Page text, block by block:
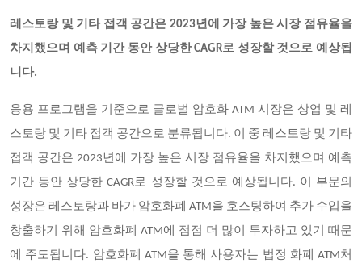
레스토랑 및 기타 접객 공간은 2023년에 가장 높은 시장 점유율을
차지했으며 예측 기간 동안 상당한 CAGR로 성장할 것으로 예상됩
니다.
응용 프로그램을 기준으로 글로벌 암호화 ATM 시장은 상업 및 레
스토랑 및 기타 접객 공간으로 분류됩니다. 이 중 레스토랑 및 기타
접객 공간은 2023년에 가장 높은 시장 점유율을 차지했으며 예측
기간 동안 상당한 CAGR로 성장할 것으로 예상됩니다. 이 부문의
성장은 레스토랑과 바가 암호화폐 ATM을 호스팅하여 추가 수입을
창출하기 위해 암호화폐 ATM에 점점 더 많이 투자하고 있기 때문
에 주도됩니다. 암호화폐 ATM을 통해 사용자는 법정 화폐 ATM처